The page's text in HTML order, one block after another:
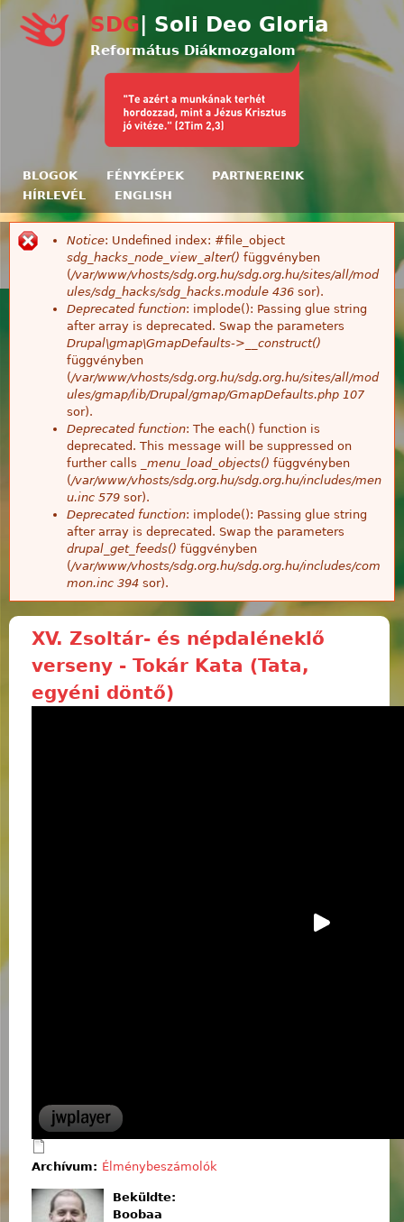
Ugrás a tartalomra
SDG | Soli Deo Gloria
Református Diákmozgalom
BLOGOK FÉNYKÉPEK
PARTNEREINK
HÍRLEVÉL
ENGLISH
Hibaüzenet
Notice: Undefined index: #file_object
sdg_hacks_node_view_alter() függvényben
(/var/www/vhosts/sdg.org.hu/sdg.org.hu/sites/all/mod
ules/sdg_hacks/sdg_hacks.module 436 sor).
Deprecated function: implode(): Passing glue string
after array is deprecated. Swap the parameters
Drupal\gmap\GmapDefaults->__construct()
függvényben
(/var/www/vhosts/sdg.org.hu/sdg.org.hu/sites/all/mod
ules/gmap/lib/Drupal/gmap/GmapDefaults.php 107
sor).
Deprecated function: The each() function is
deprecated. This message will be suppressed on
further calls
_menu_load_objects() függvényben
(/var/www/vhosts/sdg.org.hu/sdg.org.hu/includes/men
u.inc 579 sor).
Deprecated function: implode(): Passing glue string
after array is deprecated. Swap the parameters
drupal_get_feeds() függvényben
(/var/www/vhosts/sdg.org.hu/sdg.org.hu/includes/com
mon.inc 394 sor).
XV. Zsoltár- és népdaléneklő
verseny - Tokár Kata (Tata,
egyéni döntő)
Archívum: Élménybeszámolók
Beküldte:
Boobaa